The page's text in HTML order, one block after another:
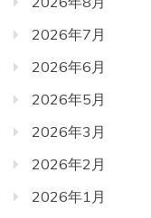
2026年7月
2026年6月
2026年5月
2026年3月
2026年2月
2026年1月